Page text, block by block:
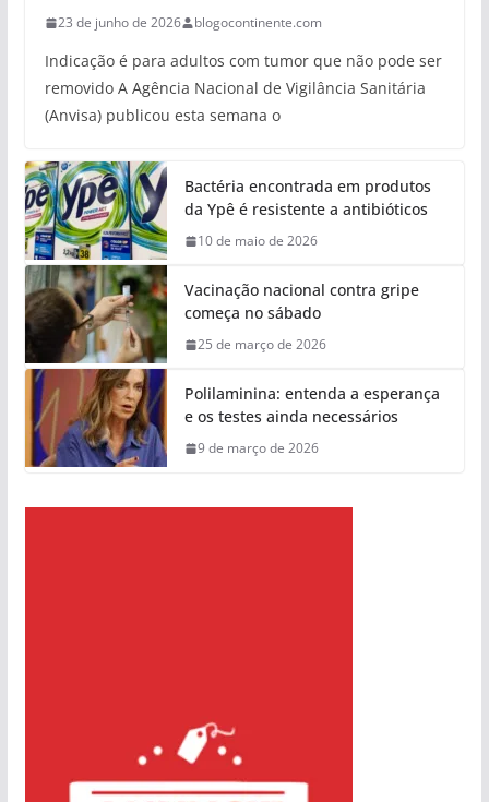
23 de junho de 2026 blogocontinente.com
Indicação é para adultos com tumor que não pode ser
removido A Agência Nacional de Vigilância Sanitária
(Anvisa) publicou esta semana o
Bactéria encontrada em produtos
da Ypê é resistente a antibióticos
10 de maio de 2026
Vacinação nacional contra gripe
começa no sábado
25 de março de 2026
Polilaminina: entenda a esperança
e os testes ainda necessários
9 de março de 2026